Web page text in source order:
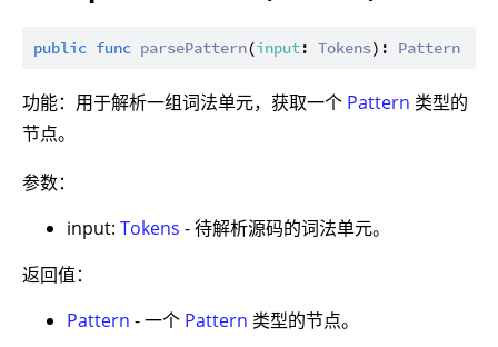
public func parsePattern(input: Tokens): Pattern
功能：用于解析一组词法单元，获取一个 Pattern 类型的
节点。
参数：
input: Tokens - 待解析源码的词法单元。
返回值：
Pattern - 一个 Pattern 类型的节点。